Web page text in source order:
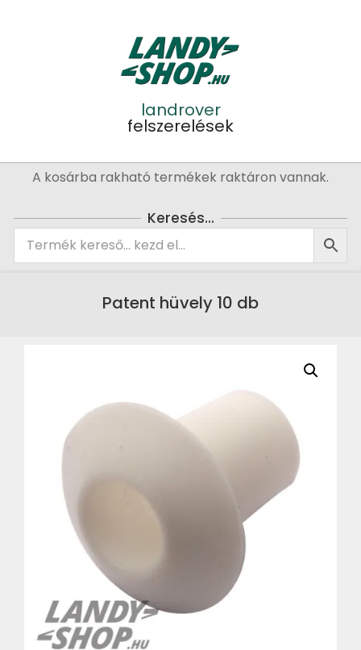
landrover
felszerelések
PrimaryA kosárba rakható termékek raktáron vannak.
Keresés…
Patent hüvely 10 db